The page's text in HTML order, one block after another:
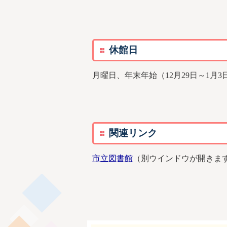
休館日
月曜日、年末年始（12月29日～1月3
関連リンク
市立図書館 （別ウインドウが開きま